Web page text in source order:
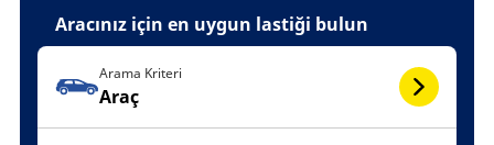
Aracınız için en uygun lastiği bulun
Arama Kriteri
Araç